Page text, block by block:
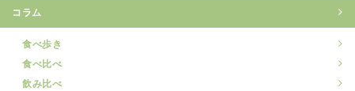
コラム
食べ歩き
食べ比べ
飲み比べ